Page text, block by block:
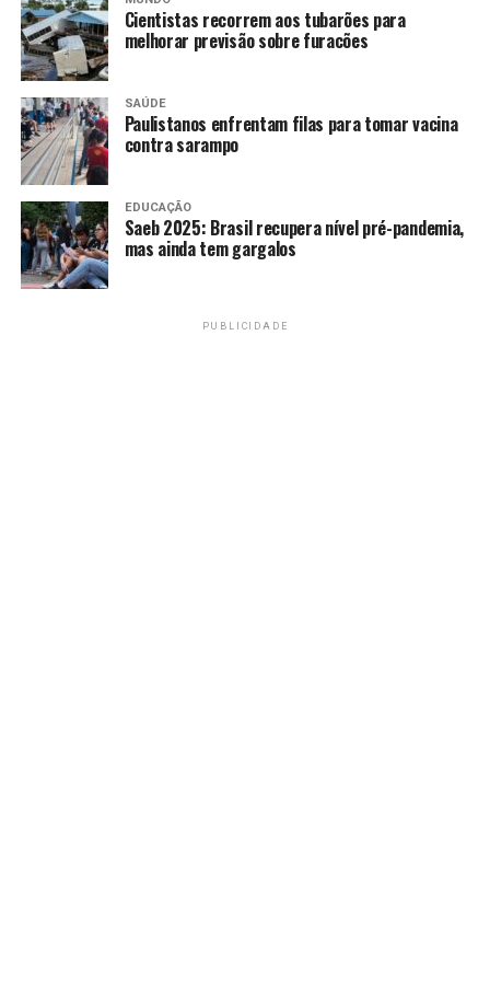
os espaços físicos de atendimento sejam acessíveis,
salubres e seguros, entre outras regras.
TAGS
PRÓXIMO
IBANEIS EXONERA O SUBCOMANDANTE DA PM DO
DISTRITO FEDERAL.
RECENTES
Verão, férias e Carnaval aquecem o mercado de cervejas
no Distrito Federal
Cientistas recorrem aos tubarões para
melhorar previsão sobre furacões
SAÚDE
Paulistanos enfrentam filas para tomar vacina
contra sarampo
EDUCAÇÃO
Saeb 2025: Brasil recupera nível pré-pandemia,
mas ainda tem gargalos
PUBLICIDADE